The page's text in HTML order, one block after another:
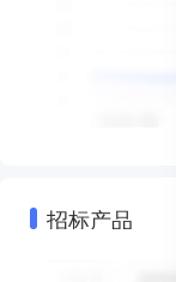
招标产品